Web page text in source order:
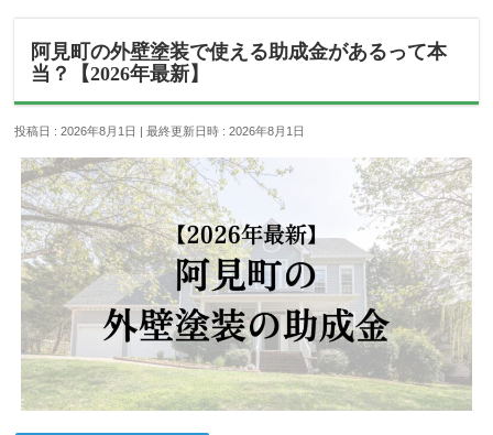
阿見町の外壁塗装で使える助成金があるって本
当？【2026年最新】
投稿日 : 2026年8月1日 最終更新日時 : 2026年8月1日